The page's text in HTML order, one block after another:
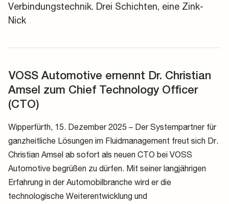
Verbindungstechnik. Drei Schichten, eine Zink-
Nick
VOSS Automotive ernennt Dr. Christian
Amsel zum Chief Technology Officer
(CTO)
Wipperfürth, 15. Dezember 2025 – Der Systempartner für
ganzheitliche Lösungen im Fluidmanagement freut sich Dr.
Christian Amsel ab sofort als neuen CTO bei VOSS
Automotive begrüßen zu dürfen. Mit seiner langjährigen
Erfahrung in der Automobilbranche wird er die
technologische Weiterentwicklung und